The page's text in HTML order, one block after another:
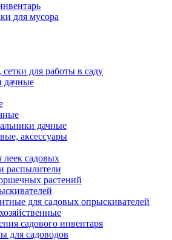
для мусора
для работы в саду
дачные
дачные
аксессуары
леек садовых
распылители
растений
для садовых опрыскивателей
садового инвентаря
для садоводов